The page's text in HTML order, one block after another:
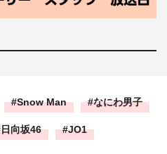
Snow Man なにわ男子
日向坂46 JO1